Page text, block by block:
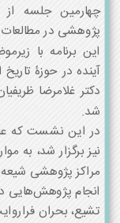
چهارمین جلسه
پژوهشی در مطالعات
این برنامه با
دکتر غلامرضا
شد.
در این نشست که
نیز برگزار شد، به
مراکز پژوهشی
انجام پژوهش‌هایی
تشیع، بحران